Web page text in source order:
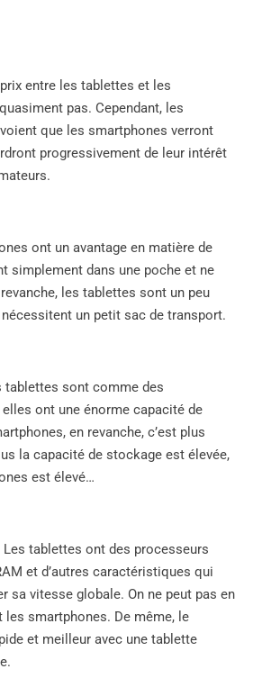
entre les tablettes et les
pas. Cependant, les
que les smartphones verront
progressivement de leur intérêt
ont un avantage en matière de
simplement dans une poche et ne
les tablettes sont un peu
un petit sac de transport.
tablettes sont comme des
ont une énorme capacité de
en revanche, c’est plus
la capacité de stockage est élevée,
est élevé…
Les tablettes ont des processeurs
et d’autres caractéristiques qui
sa vitesse globale. On ne peut pas en
les smartphones. De même, le
et meilleur avec une tablette